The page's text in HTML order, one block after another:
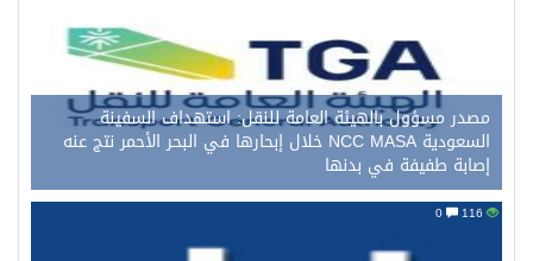
مصدر مسؤول بالهيئة العامة للنقل: استهداف السفينة
السعودية NCC MASA خلال إبحارها في البحر الأحمر نتج عنه
إصابة طفيفة في بدنها